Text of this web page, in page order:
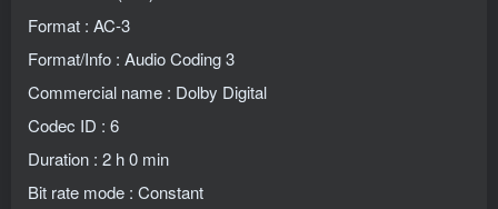
Format : AC-3
Format/Info : Audio Coding 3
Commercial name : Dolby Digital
Codec ID : 6
Duration : 2 h 0 min
Bit rate mode : Constant